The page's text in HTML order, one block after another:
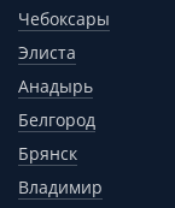
Чебоксары
Элиста
Анадырь
Белгород
Брянск
Владимир